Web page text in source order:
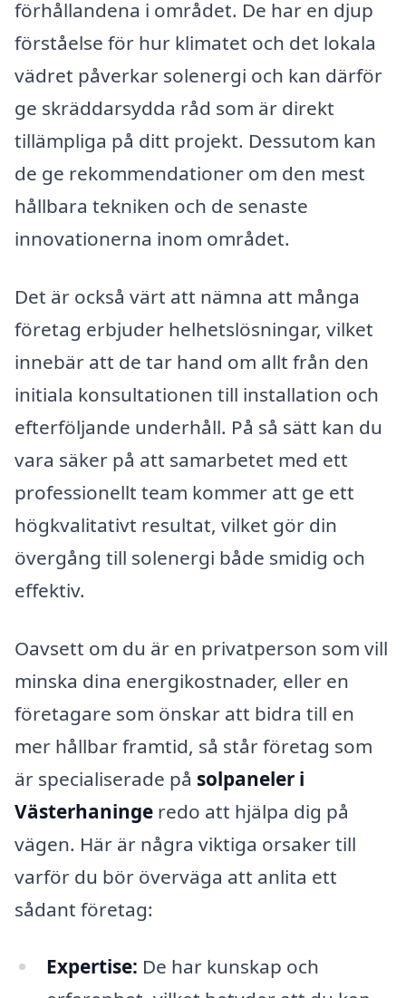
förhållandena i området. De har en djup
förståelse för hur klimatet och det lokala
vädret påverkar solenergi och kan därför
ge skräddarsydda råd som är direkt
tillämpliga på ditt projekt. Dessutom kan
de ge rekommendationer om den mest
hållbara tekniken och de senaste
innovationerna inom området.
Det är också värt att nämna att många
företag erbjuder helhetslösningar, vilket
innebär att de tar hand om allt från den
initiala konsultationen till installation och
efterföljande underhåll. På så sätt kan du
vara säker på att samarbetet med ett
professionellt team kommer att ge ett
högkvalitativt resultat, vilket gör din
övergång till solenergi både smidig och
effektiv.
Oavsett om du är en privatperson som vill
minska dina energikostnader, eller en
företagare som önskar att bidra till en
mer hållbar framtid, så står företag som
är specialiserade på solpaneler i
Västerhaninge redo att hjälpa dig på
vägen. Här är några viktiga orsaker till
varför du bör överväga att anlita ett
sådant företag:
Expertise: De har kunskap och